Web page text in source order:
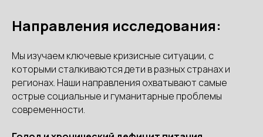
Направления исследования:
Мы изучаем ключевые кризисные ситуации, с
которыми сталкиваются дети в разных странах и
регионах. Наши направления охватывают самые
острые социальные и гуманитарные проблемы
современности.